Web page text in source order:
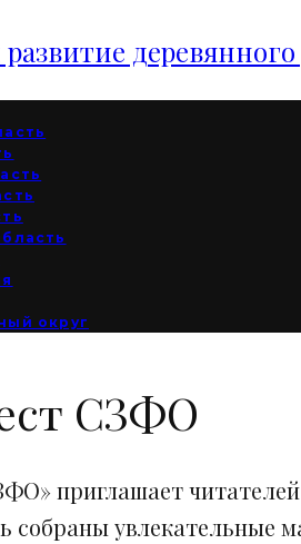
округ
СЗФО
приглашает
собраны увлекательные